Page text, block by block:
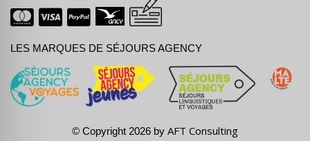
LES MARQUES DE SÉJOURS AGENCY
© Copyright 2026 by AFT Consulting